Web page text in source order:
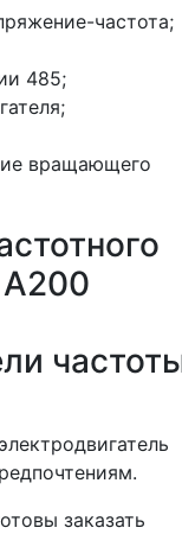
частота;
485;
вращающего
A200
заказать